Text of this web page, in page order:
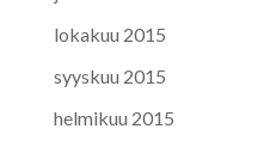
lokakuu 2015
syyskuu 2015
helmikuu 2015